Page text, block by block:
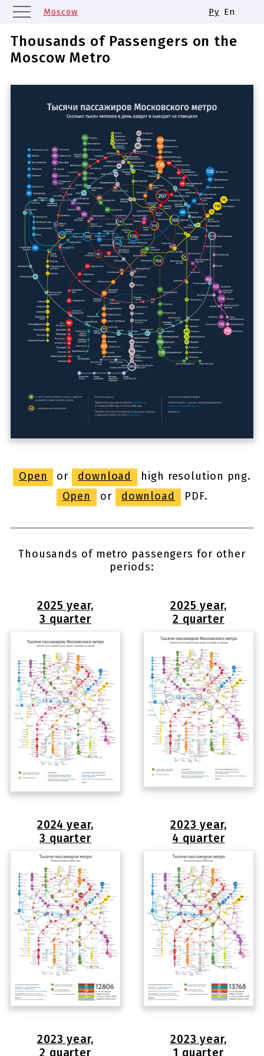
Moscow
Kazan
Nizhny Novgorod
Same names of metro stations
Ру En
Thousands of Passengers on the
Moscow Metro
Open or download
high resolution png.
Open
or download PDF.
Thousands of metro passengers for other
periods:
2025 year,
3 quarter
2025 year,
2 quarter
2024 year,
3 quarter
2023 year,
4 quarter
2023 year,
2 quarter
2023 year,
1 quarter